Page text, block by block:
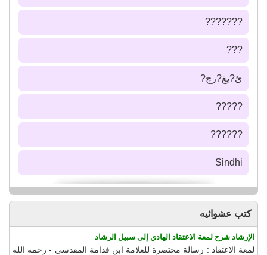
???????
???
ئ?يغ?رچ?
?????
??????
Sindhi
كتب عشوائيه
الإرشاد شرح لمعة الاعتقاد الهادي إلى سبيل الرشاد
لمعة الاعتقاد : رسالة مختصرة للعلامة ابن قدامة المقدسي - رحمه الله